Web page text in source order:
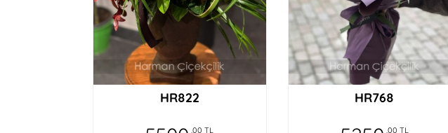
HR822
,00 TL
HR768
,00 TL